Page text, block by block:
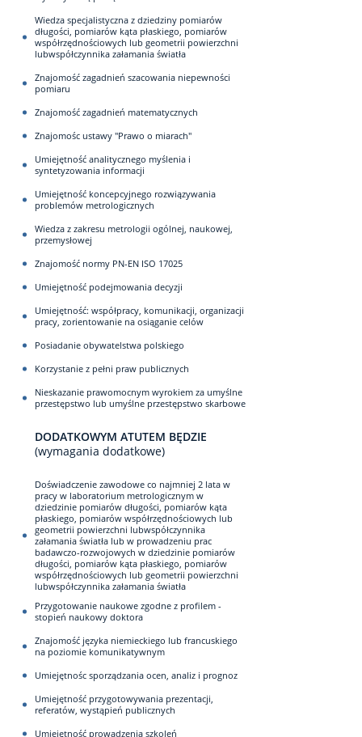
Wiedza specjalistyczna z dziedziny pomiarów
długości, pomiarów kąta płaskiego, pomiarów
współrzędnościowych lub geometrii powierzchni
lubwspółczynnika załamania światła
Znajomość zagadnień szacowania niepewności
pomiaru
Znajomość zagadnień matematycznych
Znajomośc ustawy "Prawo o miarach"
Umiejętność analitycznego myślenia i
syntetyzowania informacji
Umiejętność koncepcyjnego rozwiązywania
problemów metrologicznych
Wiedza z zakresu metrologii ogólnej, naukowej,
przemysłowej
Znajomość normy PN-EN ISO 17025
Umiejętność podejmowania decyzji
Umiejętność: współpracy, komunikacji, organizacji
pracy, zorientowanie na osiąganie celów
Posiadanie obywatelstwa polskiego
Korzystanie z pełni praw publicznych
Nieskazanie prawomocnym wyrokiem za umyślne
przestępstwo lub umyślne przestępstwo skarbowe
DODATKOWYM ATUTEM BĘDZIE
(wymagania dodatkowe)
Doświadczenie zawodowe co najmniej 2 lata w
pracy w laboratorium metrologicznym w
dziedzinie pomiarów długości, pomiarów kąta
płaskiego, pomiarów współrzędnościowych lub
geometrii powierzchni lubwspółczynnika
załamania światła lub w prowadzeniu prac
badawczo-rozwojowych w dziedzinie pomiarów
długości, pomiarów kąta płaskiego, pomiarów
współrzędnościowych lub geometrii powierzchni
lubwspółczynnika załamania światła
Przygotowanie naukowe zgodne z profilem -
stopień naukowy doktora
Znajomość języka niemieckiego lub francuskiego
na poziomie komunikatywnym
Umiejętnośc sporządzania ocen, analiz i prognoz
Umiejętność przygotowywania prezentacji,
referatów, wystąpień publicznych
Umiejętność prowadzenia szkoleń